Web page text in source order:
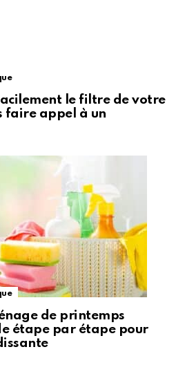
le filtre de votre
faire appel à un
de printemps
étape par étape pour